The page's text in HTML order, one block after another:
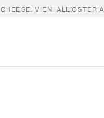
CHEESE: VIENI